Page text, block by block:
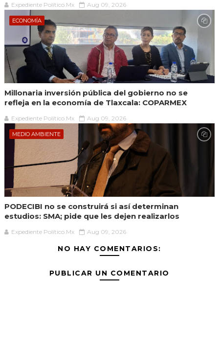
Expediente Político.Mx Aug 09, 2026
ECONOMÍA
Millonaria inversión pública del gobierno no se
refleja en la economía de Tlaxcala: COPARMEX
Expediente Político.Mx Aug 09, 2026
MEDIO AMBIENTE
PODECIBI no se construirá si así determinan
estudios: SMA; pide que les dejen realizarlos
Expediente Político.Mx Aug 09, 2026
NO HAY COMENTARIOS:
PUBLICAR UN COMENTARIO